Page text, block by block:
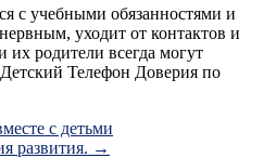
с учебными обязанностями и
уходит от контактов и
их родители всегда могут
Телефон Доверия по
с детьми
развития. →